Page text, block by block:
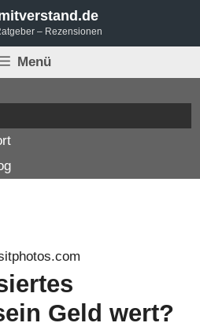
– Rezensionen
Menü
Geld wert?